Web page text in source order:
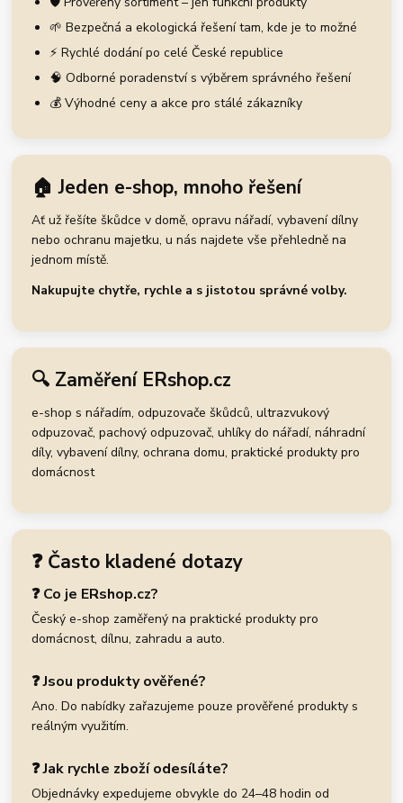
🌱 Bezpečná a ekologická řešení tam, kde je to možné
⚡ Rychlé dodání po celé České republice
🧠 Odborné poradenství s výběrem správného řešení
💰 Výhodné ceny a akce pro stálé zákazníky
🏠 Jeden e-shop, mnoho řešení
Ať už řešíte škůdce v domě, opravu nářadí, vybavení dílny
nebo ochranu majetku, u nás najdete vše přehledně na
jednom místě.
Nakupujte chytře, rychle a s jistotou správné volby.
🔍 Zaměření ERshop.cz
e-shop s nářadím, odpuzovače škůdců, ultrazvukový
odpuzovač, pachový odpuzovač, uhlíky do nářadí, náhradní
díly, vybavení dílny, ochrana domu, praktické produkty pro
domácnost
❓ Často kladené dotazy
❓ Co je ERshop.cz?
Český e-shop zaměřený na praktické produkty pro
domácnost, dílnu, zahradu a auto.
❓ Jsou produkty ověřené?
Ano. Do nabídky zařazujeme pouze prověřené produkty s
reálným využitím.
❓ Jak rychle zboží odesíláte?
Objednávky expedujeme obvykle do 24–48 hodin od